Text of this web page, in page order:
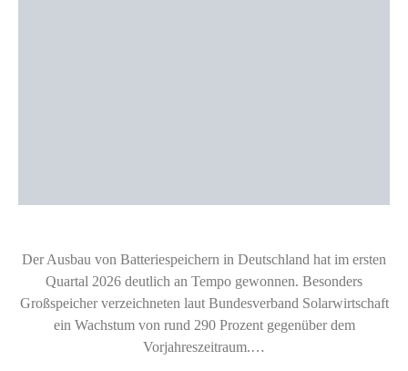
Der Ausbau von Batteriespeichern in Deutschland hat im ersten
Quartal 2026 deutlich an Tempo gewonnen. Besonders
Großspeicher verzeichneten laut Bundesverband Solarwirtschaft
ein Wachstum von rund 290 Prozent gegenüber dem
Vorjahreszeitraum.…